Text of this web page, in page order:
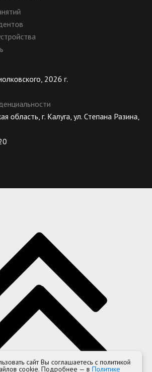
2026 г.
область, г. Калуга, ул. Степана Разина,
сайт Вы соглашаетесь с политикой
cookie. Подробнее — в Политике